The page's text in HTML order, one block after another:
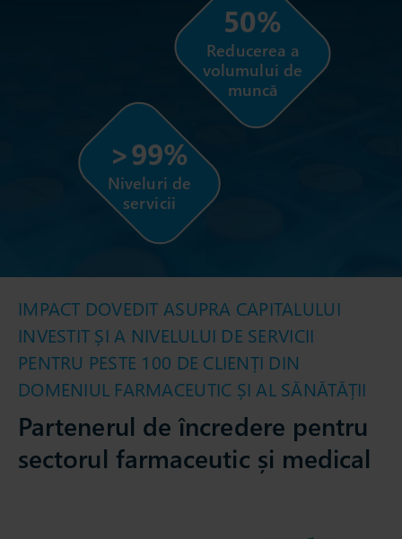
50%
Reducerea a
volumului de
muncă
>99%
Niveluri de
servicii
IMPACT DOVEDIT ASUPRA CAPITALULUI
INVESTIT ȘI A NIVELULUI DE SERVICII
PENTRU PESTE 100 DE CLIENȚI DIN
DOMENIUL FARMACEUTIC ȘI AL SĂNĂTĂȚII
Partenerul de încredere pentru
sectorul farmaceutic și medical